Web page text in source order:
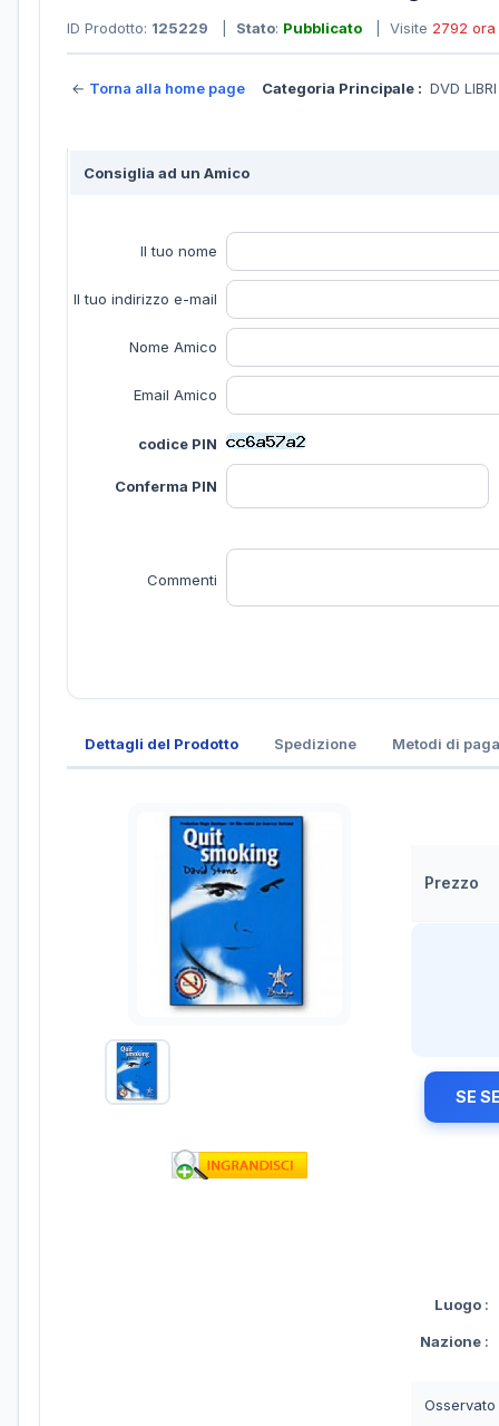
ID Prodotto: 125229 Stato: Pubblicato | Visite 2792 ora
← Torna alla home page Categoria Principale : DVD
Consiglia ad un Amico
Il tuo nome
Il tuo indirizzo e-mail
Nome Amico
Email Amico
codice PIN
Conferma PIN
Commenti
Dettagli del Prodotto Spedizione Metodi di
Prezzo
SE
Luogo :
Nazione :